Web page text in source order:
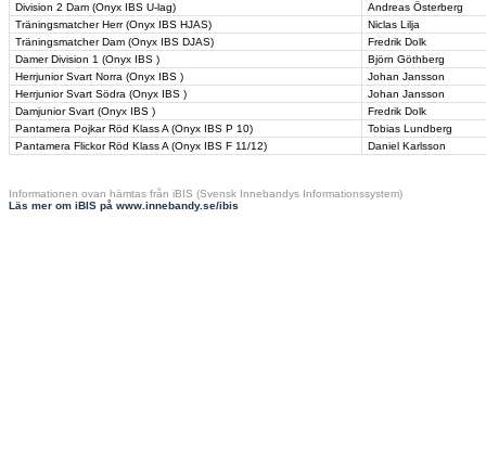
Division 2 Dam (Onyx IBS U-lag)
Andreas Österberg
Träningsmatcher Herr (Onyx IBS HJAS)
Niclas Lilja
Träningsmatcher Dam (Onyx IBS DJAS)
Fredrik Dolk
Damer Division 1 (Onyx IBS )
Björn Göthberg
Herrjunior Svart Norra (Onyx IBS )
Johan Jansson
Herrjunior Svart Södra (Onyx IBS )
Johan Jansson
Damjunior Svart (Onyx IBS )
Fredrik Dolk
Pantamera Pojkar Röd Klass A (Onyx IBS P 10)
Tobias Lundberg
Pantamera Flickor Röd Klass A (Onyx IBS F 11/12)
Daniel Karlsson
Informationen ovan hämtas från iBIS (Svensk Innebandys Informationssystem)
Läs mer om iBIS på www.innebandy.se/ibis